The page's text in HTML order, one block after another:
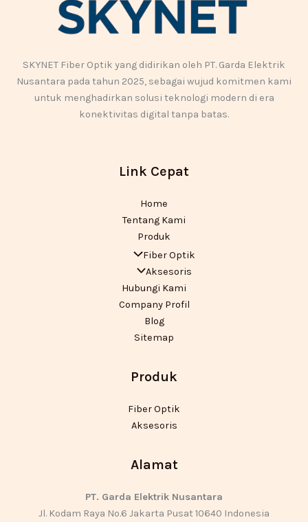
SKYNET Fiber Optik yang didirikan oleh PT. Garda Elektrik
Nusantara pada tahun 2025, sebagai wujud komitmen kami
untuk menghadirkan solusi teknologi modern di era
konektivitas digital tanpa batas.
Link Cepat
Home
Tentang Kami
Produk
Fiber Optik
Aksesoris
Hubungi Kami
Company Profil
Blog
Sitemap
Produk
Fiber Optik
Aksesoris
Alamat
PT. Garda Elektrik Nusantara
Jl. Kodam Raya No.6 Jakarta Pusat 10640 Indonesia